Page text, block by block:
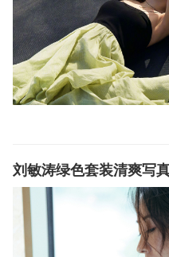
刘敏涛绿色套装清爽写